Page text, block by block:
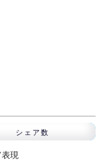
シェア数
現